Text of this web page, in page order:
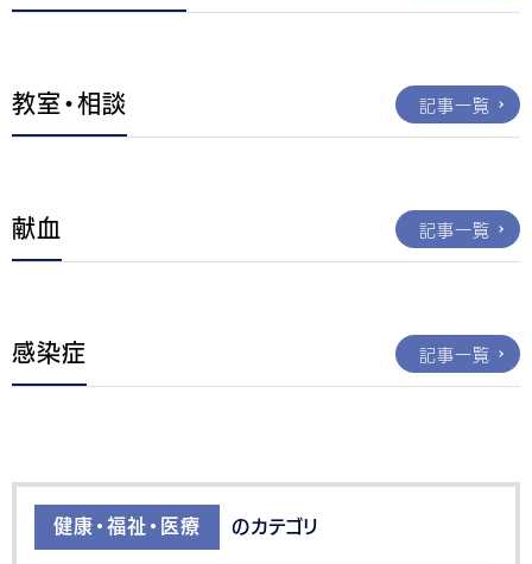
教室・相談 記事一覧
献血 記事一覧
感染症 記事一覧
健康・福祉・医療 のカテゴリ